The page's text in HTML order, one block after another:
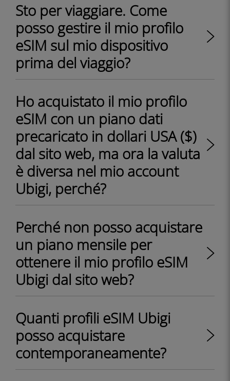
Sto per viaggiare. Come
posso gestire il mio profilo
eSIM sul mio dispositivo
prima del viaggio?
Ho acquistato il mio profilo
eSIM con un piano dati
precaricato in dollari USA ($)
dal sito web, ma ora la valuta
è diversa nel mio account
Ubigi, perché?
Perché non posso acquistare
un piano mensile per
ottenere il mio profilo eSIM
Ubigi dal sito web?
Quanti profili eSIM Ubigi
posso acquistare
contemporaneamente?